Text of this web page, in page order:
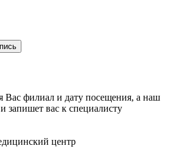
Вас филиал и дату посещения, а наш
запишет вас к специалисту
центр